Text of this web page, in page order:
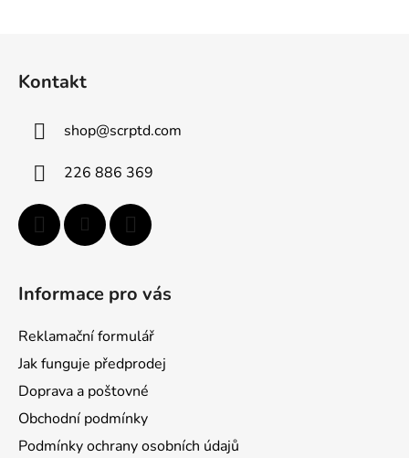
Kontakt
shop@scrptd.com
226 886 369
Informace pro vás
Reklamační formulář
Jak funguje předprodej
Doprava a poštovné
Obchodní podmínky
Podmínky ochrany osobních údajů